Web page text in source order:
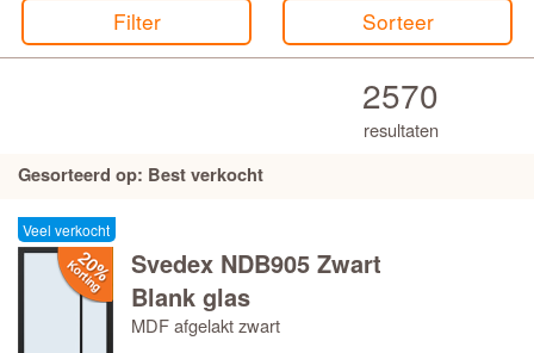
Filter Sorteer
2570
resultaten
Gesorteerd op: Best verkocht
Veel verkocht
Svedex NDB905 Zwart
Blank glas
MDF afgelakt zwart